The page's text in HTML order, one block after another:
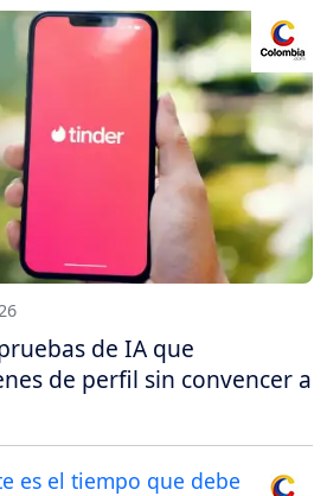
de IA que
de perfil sin convencer a